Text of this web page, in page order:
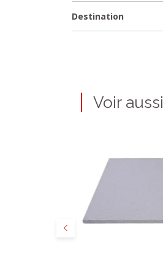
Destination
Voir aussi
Précédent